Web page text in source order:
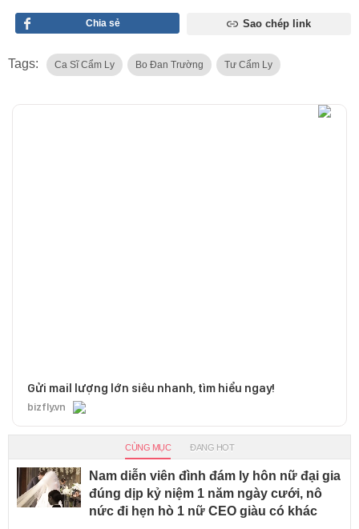
Chia sẻ Sao chép link
Tags: Ca Sĩ Cẩm Ly Bo Đan Trường Tư Cẩm Ly
Gửi mail lượng lớn siêu nhanh, tìm hiểu ngay!
bizfly.vn
CÙNG MỤC ĐANG HOT
Nam diễn viên đình đám ly hôn nữ đại gia
đúng dịp kỷ niệm 1 năm ngày cưới, nô
nức đi hẹn hò 1 nữ CEO giàu có khác